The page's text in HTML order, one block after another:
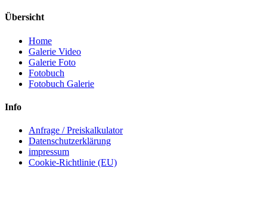
Übersicht
Home
Galerie Video
Galerie Foto
Fotobuch
Fotobuch Galerie
Info
Anfrage / Preiskalkulator
Datenschutzerklärung
impressum
Cookie-Richtlinie (EU)